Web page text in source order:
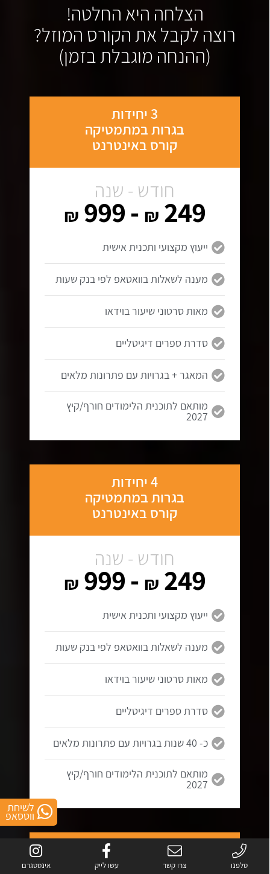
הצלחה היא החלטה!
רוצה לקבל את הקורס המוזל?
(ההנחה מוגבלת בזמן)
3 יחידות
בגרות במתמטיקה
קורס באינטרנט
חודש - שנה
249
₪
- 999
₪
ייעוץ מקצועי ותכנית אישית
מענה לשאלות בוואטאפ לפי בנק שעות
מאות סרטוני שיעור בוידאו
סדרת ספרים דיגיטליים
המאגר + בגרויות עם פתרונות מלאים
מותאם לתוכנית הלימודים חורף/קיץ
2027
4 יחידות
בגרות במתמטיקה
קורס באינטרנט
חודש - שנה
249
₪
- 999
₪
ייעוץ מקצועי ותכנית אישית
מענה לשאלות בוואטאפ לפי בנק שעות
מאות סרטוני שיעור בוידאו
סדרת ספרים דיגיטליים
כ- 40 שנות בגרויות עם פתרונות מלאים
מותאם לתוכנית הלימודים חורף/קיץ
2027
בגרות במתמטיקה
לשיחת
ווטסאפ
טלפנו צרו קשר עשו לייק אינסטגרם